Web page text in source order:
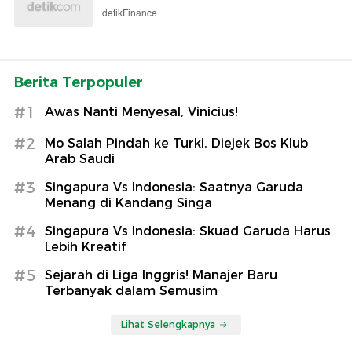
detikFinance
Berita Terpopuler
#1 Awas Nanti Menyesal, Vinicius!
#2
Mo Salah Pindah ke Turki, Diejek Bos Klub
Arab Saudi
#3
Singapura Vs Indonesia: Saatnya Garuda
Menang di Kandang Singa
#4
Singapura Vs Indonesia: Skuad Garuda Harus
Lebih Kreatif
#5
Sejarah di Liga Inggris! Manajer Baru
Terbanyak dalam Semusim
Lihat Selengkapnya